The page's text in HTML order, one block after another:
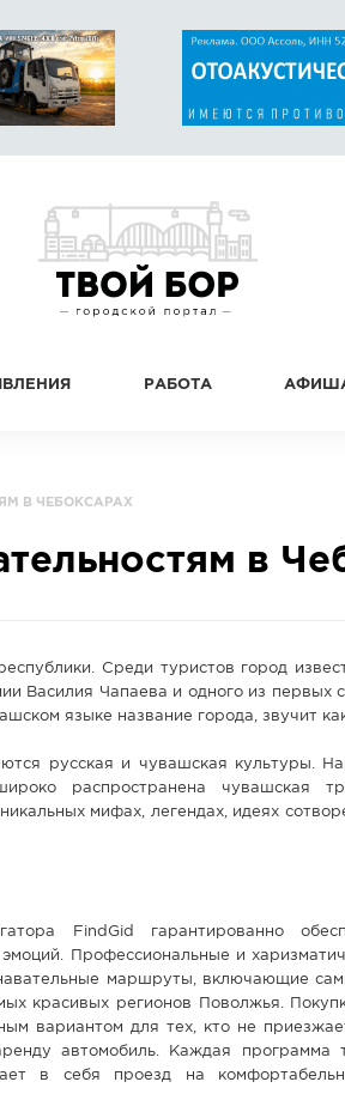
РАБОТА
В ЧЕБОКСАРАХ
в
Среди туристов город
Василия Чапаева и одного из первых
языке название города, звучит
русская и чувашская культуры.
распространена чувашская
мифах, легендах, идеях
FindGid гарантированно
Профессиональные и
маршруты, включающие
красивых регионов Поволжья.
вариантом для тех, кто не
автомобиль. Каждая программа
в себя проезд на